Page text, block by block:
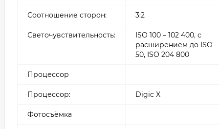
Соотношение сторон: 3:2
Светочувствительность:
ISO 100 – 102 400, с
расширением до ISO
50, ISO 204 800
Процессор
Процессор: Digic X
Фотосъёмка